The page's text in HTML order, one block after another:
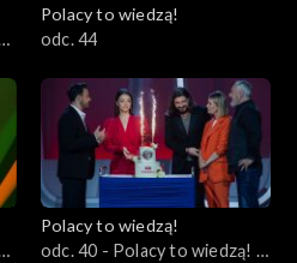
Polacy to wiedzą!
odc. 44
Polacy to wiedzą!
odc. 40 - Polacy to wiedzą! -